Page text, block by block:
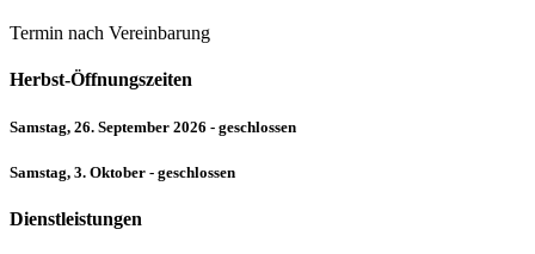
Termin nach Vereinbarung
Herbst-Öffnungszeiten
Samstag, 26. September 2026 - geschlossen
Samstag, 3. Oktober - geschlossen
Dienstleistungen